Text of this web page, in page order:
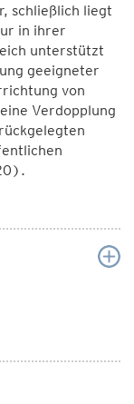
schließlich liegt
in ihrer
unterstützt
geeigneter
von
Verdopplung